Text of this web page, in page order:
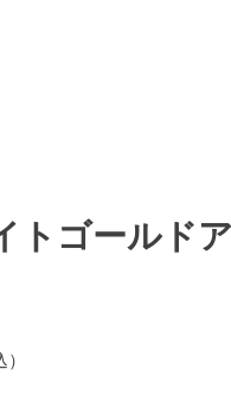
トゴールド
）